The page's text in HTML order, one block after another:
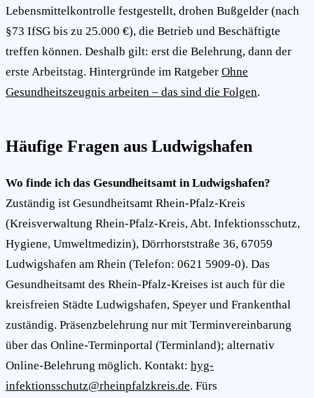
Lebensmittelkontrolle festgestellt, drohen Bußgelder (nach
§73 IfSG bis zu 25.000 €), die Betrieb und Beschäftigte
treffen können. Deshalb gilt: erst die Belehrung, dann der
erste Arbeitstag. Hintergründe im Ratgeber Ohne
Gesundheitszeugnis arbeiten – das sind die Folgen.
Häufige Fragen aus Ludwigshafen
Wo finde ich das Gesundheitsamt in Ludwigshafen?
Zuständig ist Gesundheitsamt Rhein-Pfalz-Kreis
(Kreisverwaltung Rhein-Pfalz-Kreis, Abt. Infektionsschutz,
Hygiene, Umweltmedizin), Dörrhorststraße 36, 67059
Ludwigshafen am Rhein (Telefon: 0621 5909-0). Das
Gesundheitsamt des Rhein-Pfalz-Kreises ist auch für die
kreisfreien Städte Ludwigshafen, Speyer und Frankenthal
zuständig. Präsenzbelehrung nur mit Terminvereinbarung
über das Online-Terminportal (Terminland); alternativ
Online-Belehrung möglich. Kontakt: hyg-
infektionsschutz@rheinpfalzkreis.de. Fürs